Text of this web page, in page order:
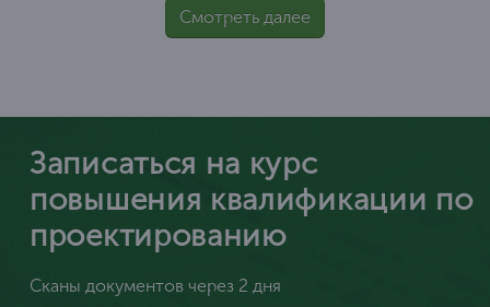
Смотреть далее
Записаться на курс
повышения квалификации по
проектированию
Сканы документов через 2 дня